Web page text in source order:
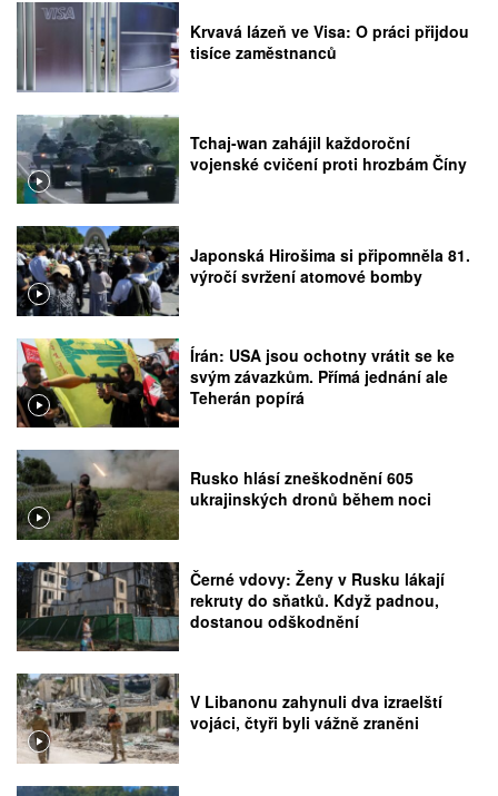
Krvavá lázeň ve Visa: O práci přijdou
tisíce zaměstnanců
Tchaj-wan zahájil každoroční
vojenské cvičení proti hrozbám Číny
Japonská Hirošima si připomněla 81.
výročí svržení atomové bomby
Írán: USA jsou ochotny vrátit se ke
svým závazkům. Přímá jednání ale
Teherán popírá
Rusko hlásí zneškodnění 605
ukrajinských dronů během noci
Černé vdovy: Ženy v Rusku lákají
rekruty do sňatků. Když padnou,
dostanou odškodnění
V Libanonu zahynuli dva izraelští
vojáci, čtyři byli vážně zraněni